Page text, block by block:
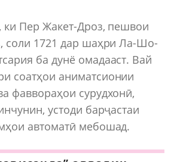
Пер Жакет-Дроз, пешвои
соли 1721 дар шаҳри Ла-Шо-
ба дунё омадааст. Вай
соатҳои аниматсионии
фаввораҳои сурудхонӣ,
устоди барҷастаи
автоматӣ мебошад.